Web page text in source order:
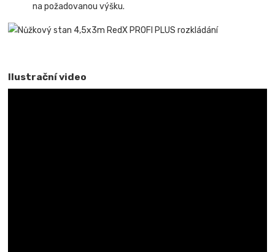
na požadovanou výšku.
Ilustrační video